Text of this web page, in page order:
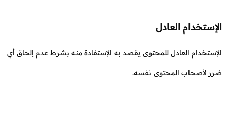
الإستخدام العادل
الإستخدام العادل للمحتوى يقصد به الإستفادة منه بشرط عدم إلحاق أي
ضرر لأصحاب المحتوى نفسه.